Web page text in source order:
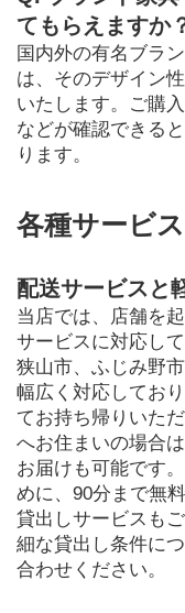
てもらえますか
国内外の有名ブラ
は、そのデザイン
いたします。ご購
などが確認できる
ります。
各種サービ
配送サービスと
当店では、店舗を
サービスに対応し
狭山市、ふじみ野
幅広く対応してお
てお持ち帰りいた
へお住まいの場合
お届けも可能です
めに、90分まで無
貸出しサービスも
細な貸出し条件に
合わせください。